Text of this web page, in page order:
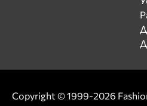
Copyright © 1999-2026